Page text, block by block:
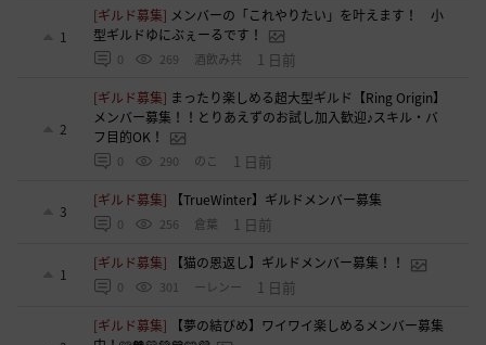
1
[ギルド募集] メンバーの「これやりたい」を叶えます！ 小
型ギルドゆにぶぇーるです！
0 269 酒飲み共 1 日前
2
[ギルド募集] まったり楽しめる超大型ギルド【Ring Origin】
メンバー募集！！とりあえずのお試し加入歓迎♪スキル・バ
フ目的OK！
0 290 のこ 1 日前
3
[ギルド募集] 【TrueWinter】ギルドメンバー募集
0 256 倉葉 1 日前
1
[ギルド募集] 【猫の恩返し】ギルドメンバー募集！！
0 301 ーレンー 1 日前
[ギルド募集]
【夢の結びめ】ワイワイ楽しめるメンバー募集